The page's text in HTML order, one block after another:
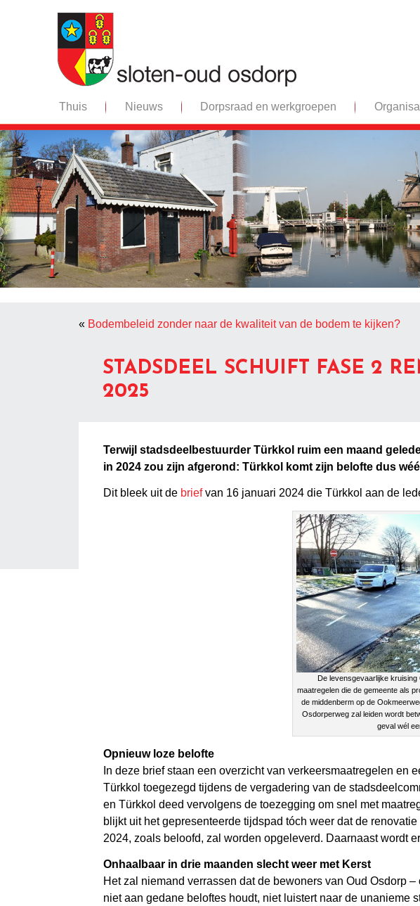
Thuis Nieuws Dorpsraad en werkgroepen
« Bodembeleid zonder naar de kwaliteit van de bodem te kijken?
STADSDEEL SCHUIFT FASE 2
2025
Terwijl stadsdeelbestuurder Türkkol ruim een maand
in 2024 zou zijn afgerond: Türkkol komt zijn belofte dus
Dit bleek uit de briefvan 16 januari 2024 die Türkkol aan de
De levensgevaarlijke
maatregelen die de gemeente als
de middenberm op de
Osdorperweg zal leiden wordt
geval wél
Opnieuw loze belofte
In deze brief staan een overzicht van verkeersmaatregelen en
Türkkol toegezegd tijdens de vergadering van de
en Türkkol deed vervolgens de toezegging om snel met
blijkt uit het gepresenteerde tijdspad tóch weer dat de
2024, zoals beloofd, zal worden opgeleverd. Daarnaast wordt
Onhaalbaar in drie maanden slecht weer met Kerst
Het zal niemand verrassen dat de bewoners van Oud Osdorp
niet aan gedane beloftes houdt, niet luistert naar de unanieme